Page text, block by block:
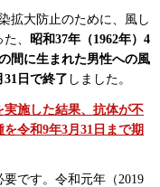
拡大防止のために、風し
、 昭和37年（1962年）4
間に生まれた男性への風
31日で終了 しました。
実施した結果、抗体が不
令和9年3月31日まで期
です。令和元年（2019